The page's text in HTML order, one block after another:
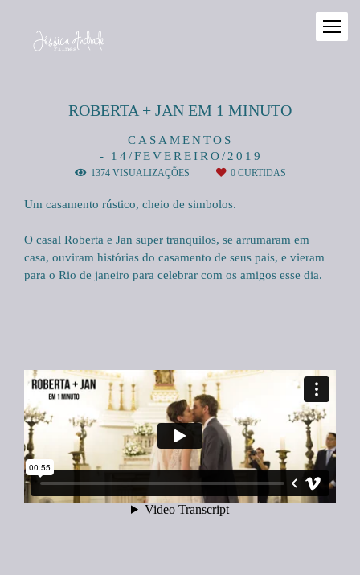
CASAMENTOS
14/FEVEREIRO/2019
ROBERTA + JAN EM 1 MINUTO
1374VISUALIZAÇÕES 0CURTIDAS
Um casamento rústico, cheio de simbolos.
O casal Roberta e Jan super tranquilos, se arrumaram em
casa, ouviram histórias do casamento de seus pais, e vieram
para o Rio de janeiro para celebrar com os amigos esse dia.